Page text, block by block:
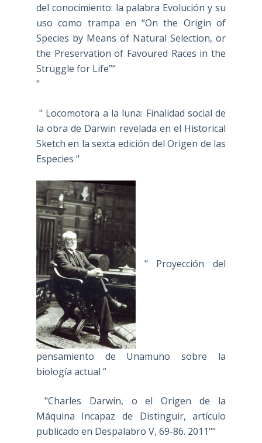
del conocimiento: la palabra Evolución y su
uso como trampa en “On the Origin of
Species by Means of Natural Selection, or
the Preservation of Favoured Races in the
Struggle for Life””
"
" Locomotora a la luna: Finalidad social de
la obra de Darwin revelada en el Historical
Sketch en la sexta edición del Origen de las
Especies "
" Proyección del
pensamiento de Unamuno sobre la
biología actual “
"Charles Darwin, o el Origen de la
Máquina Incapaz de Distinguir, artículo
publicado en Despalabro V, 69-86. 2011""